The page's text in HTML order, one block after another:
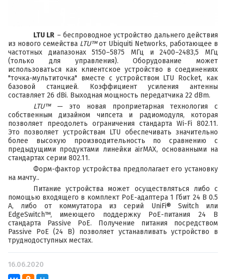
LTU LR – беспроводное устройство дальнего действия
из нового семейства LTU™от Ubiquiti Networks, работающее в
частотных диапазонах 5150–5875 МГц и 2400–2483,5 МГц
(только для управления). Оборудование может
использоваться как клиентское устройство в соединениях
"точка-мультиточка" вместе с устройством LTU Rocket, как
базовой станцией. Коэффициент усиления антенны
составляет 26 dBi. Выходная мощность передатчика 22 dBm.
LTU™— это новая проприетарная технология с
собственным дизайном чипсета и радиомодуля, которая
позволяет преодолеть ограничения стандарта Wi-Fi 802.11.
Это позволяет устройствам LTU обеспечивать значительно
более высокую производительность по сравнению с
предыдущими продуктами линейки airMAX, основанными на
стандартах серии 802.11.
Форм-фактор устройства предполагает его установку
на мачту..
Питание устройства может осуществляться либо с
помощью входящего в комплект PoE-адаптера 1 Гбит 24 В 0.5
А, либо от коммутатора из серий UniFi® Switch или
EdgeSwitch™, имеющего поддержку PoE-питания 24 В
стандарта Passive PoE. Получение питания посредством
Passive РoЕ (24 В) позволяет устанавливать устройство в
труднодоступных местах.
16.06.2020